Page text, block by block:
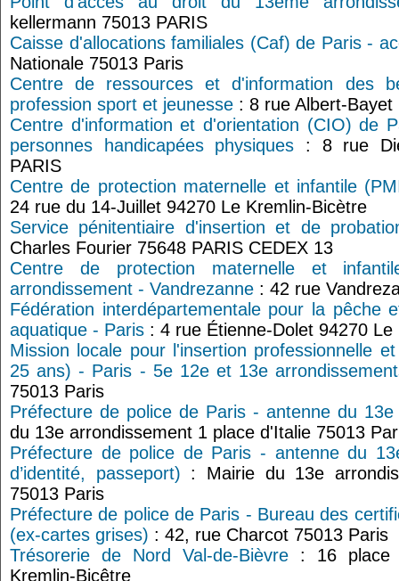
kellermann 75013 PARIS
Caisse d'allocations familiales (Caf) de Paris -
Nationale 75013 Paris
Centre de ressources et d'information des
profession sport et jeunesse : 8 rue Albert-Bayet
Centre d'information et d'orientation (CIO) de
personnes handicapées physiques : 8 rue
PARIS
Centre de protection maternelle et infantile
24 rue du 14-Juillet 94270 Le Kremlin-Bicètre
Service pénitentiaire d'insertion et de
Charles Fourier 75648 PARIS CEDEX 13
Centre de protection maternelle et
arrondissement - Vandrezanne : 42 rue
Fédération interdépartementale pour la pêche
aquatique - Paris : 4 rue Étienne-Dolet 94270 Le
Mission locale pour l'insertion professionnelle
25 ans) - Paris - 5e 12e et 13e
75013 Paris
Préfecture de police de Paris - antenne du 13e
du 13e arrondissement 1 place d'Italie 75013
Préfecture de police de Paris - antenne du
d’identité, passeport) : Mairie du 13e
75013 Paris
Préfecture de police de Paris - Bureau des
(ex-cartes grises) : 42, rue Charcot 75013 Paris
Trésorerie de Nord Val-de-Bièvre : 16 place
Kremlin-Bicêtre